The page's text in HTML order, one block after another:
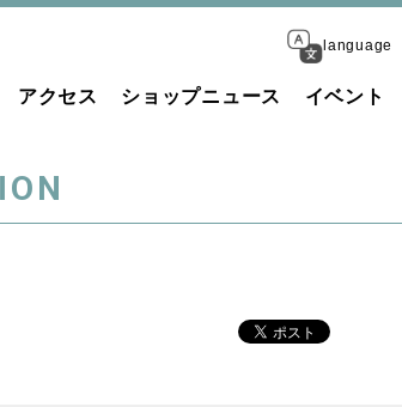
language
アクセス ショップニュース イベント